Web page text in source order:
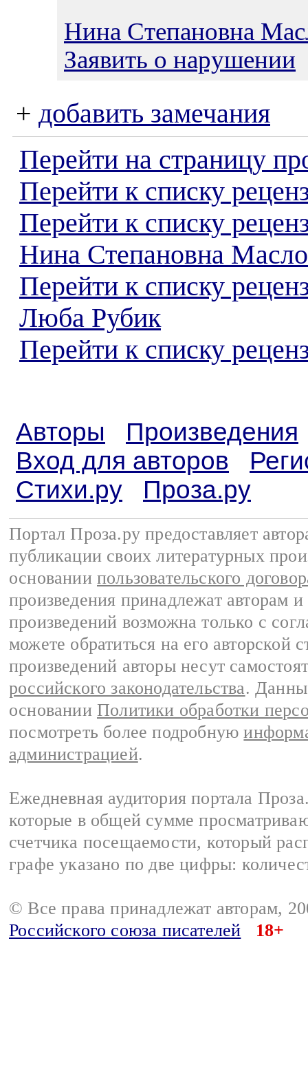
Нина Степановна
Заявить о нарушении
+ добавить замечания
Перейти на страницу
Перейти к списку
Перейти к списку
Нина Степановна
Перейти к списку
Люба Рубик
Перейти к списку
Авторы
Произведения
Вход для авторов
Стихи.ру
Проза.ру
Портал Проза.ру предоставляет
публикации своих литературных
основании пользовательского
произведения принадлежат авторам
произведений возможна только с
можете обратиться на его авторской
произведений авторы несут
российского законодательства.
основании Политики обработки
посмотреть более подробную
администрацией.
Ежедневная аудитория портала
которые в общей сумме
счетчика посещаемости, который
графе указано по две цифры:
© Все права принадлежат авторам,
Российского союза писателей
18+